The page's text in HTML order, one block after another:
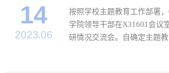
14
2023.06
按照学校主题教育工作部署，
学院领导干部在X31601会议
研情况交流会。自确定主题教